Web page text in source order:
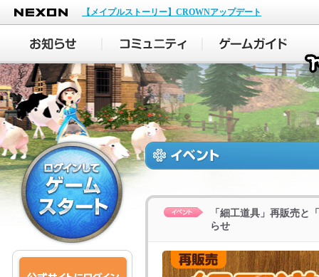
NEXON
【メイプルストーリー】CROWNアップデート
「細工道具」再販売と
らせ